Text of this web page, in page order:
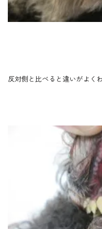
反対側と比べると違いがよくわ